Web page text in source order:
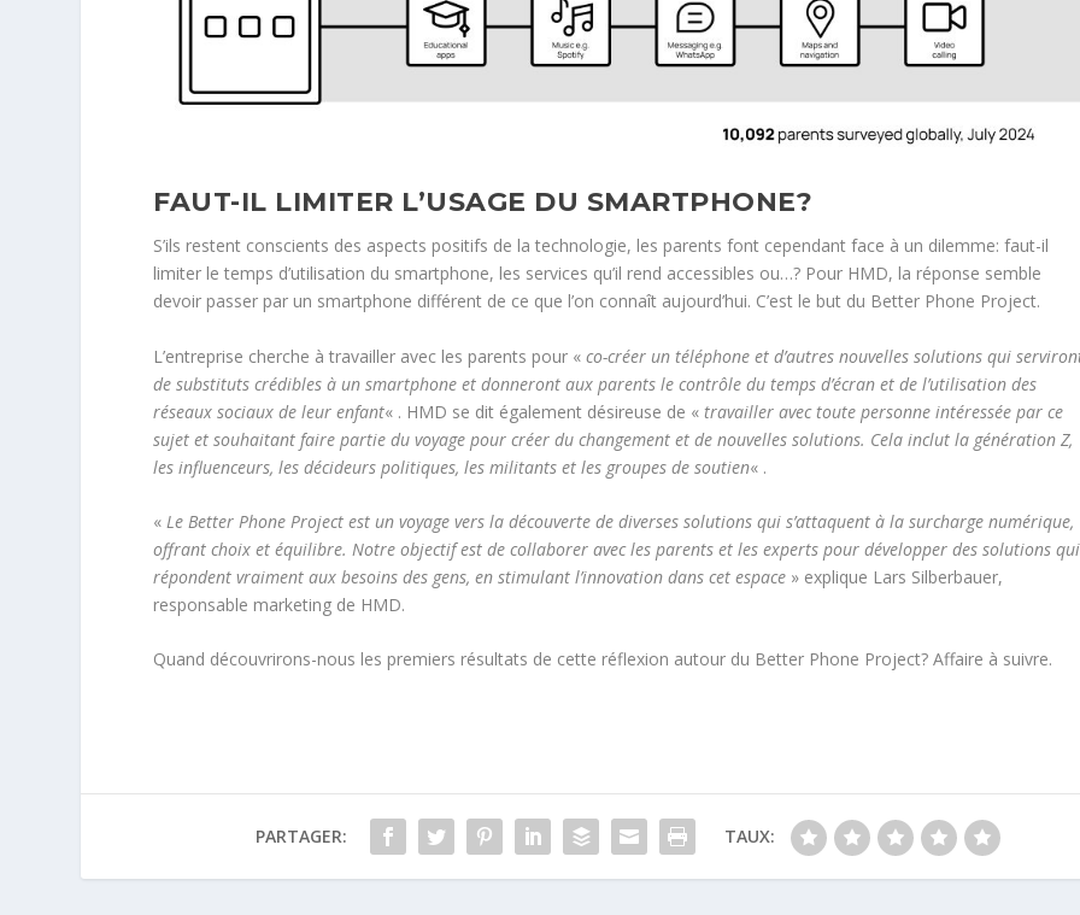
FAUT-IL LIMITER L’USAGE DU SMARTPHONE?
S’ils restent conscients des aspects positifs de la technologie, les parents font cependant face à un dilemme: faut-il
limiter le temps d’utilisation du smartphone, les services qu’il rend accessibles ou…? Pour HMD, la réponse semble
devoir passer par un smartphone différent de ce que l’on connaît aujourd’hui. C’est le but du Better Phone Project.
L’entreprise cherche à travailler avec les parents pour «co-créer un téléphone et d’autres nouvelles solutions qui
de substituts crédibles à un smartphone et donneront aux parents le contrôle du temps d’écran et de l’utilisation des
réseaux sociaux de leur enfant« . HMD se dit également désireuse de «travailler avec toute personne intéressée par ce
sujet et souhaitant faire partie du voyage pour créer du changement et de nouvelles solutions. Cela inclut la génération Z,
les influenceurs, les décideurs politiques, les militants et les groupes de soutien« .
«Le Better Phone Project est un voyage vers la découverte de diverses solutions qui s’attaquent à la surcharge numérique,
offrant choix et équilibre. Notre objectif est de collaborer avec les parents et les experts pour développer des solutions qui
répondent vraiment aux besoins des gens, en stimulant l’innovation dans cet espace » explique Lars Silberbauer,
responsable marketing de HMD.
Quand découvrirons-nous les premiers résultats de cette réflexion autour du Better Phone Project? Affaire à suivre.
PARTAGER: TAUX: